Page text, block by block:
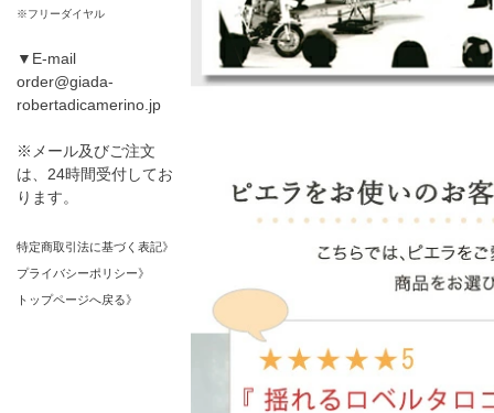
※フリーダイヤル
▼E-mail
order@giada-
robertadicamerino.jp
※メール及びご注文
は、24時間受付してお
ります。
特定商取引法に基づく表記》
プライバシーポリシー》
トップページへ戻る》